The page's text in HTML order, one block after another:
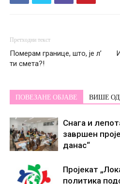
Претходни текст
Померам границе, што, је л’
ти смета?!
ПОВЕЗАНЕ ОБЈАВЕ ВИШЕ
Снага и
завршен
данас“
Пројекат
политика